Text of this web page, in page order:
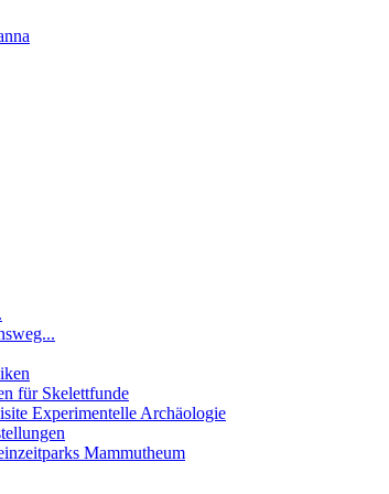
für Skelettfunde
Experimentelle Archäologie
Mammutheum